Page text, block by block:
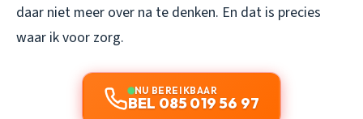
daar niet meer over na te denken. En dat is precies
waar ik voor zorg.
NU BEREIKBAAR
BEL 085 019 56 97